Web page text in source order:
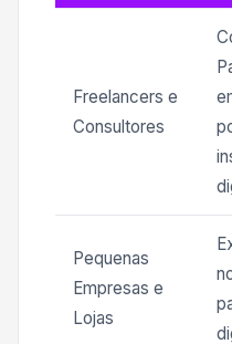
Freelancers e
Consultores
Pequenas
Empresas e
Lojas